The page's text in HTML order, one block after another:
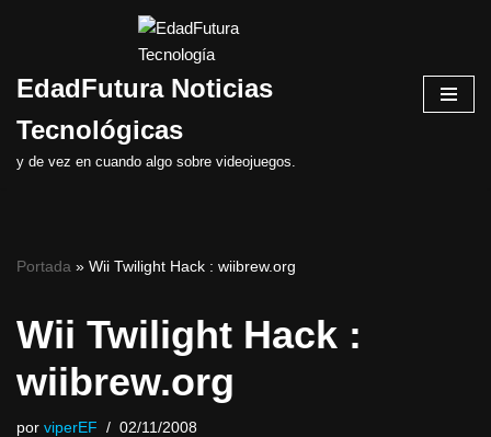
al
EdadFutura Noticias
Tecnológicas
y de vez en cuando algo sobre videojuegos.
Portada » Wii Twilight Hack : wiibrew.org
Wii Twilight Hack :
wiibrew.org
por viperEF 02/11/2008